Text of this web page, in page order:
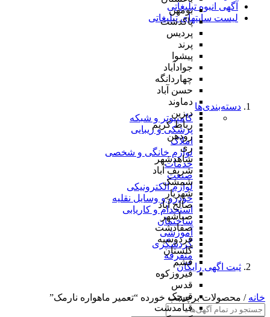
بومهن
پاکدشت
پردیس
پرند
پیشوا
جوادآباد
چهاردانگه
حسن آباد
دماوند
دیزین
رباط کریم
رودهن
ری
شاهدشهر
شریف آباد
شمشک
شهریار
صالح آباد
صباشهر
صفادشت
فردوسیه
گلستان
فشم
فیروزکوه
قدس
قرچک
قیامدشت
آگهی انبوه تبلیغاتی
لیست سایتهای تبلیغاتی
دسته‌بندی‌ها
کامپیوتر و شبکه
پزشکی و زیبایی
املاک
لوازم خانگی و شخصی
خدمات
صنعت
لوازم الکترونیکی
خودرو و وسایل نقلیه
استخدام و کاریابی
ساختمان
آموزشی
گردشگری
متفرقه
ثبت اگهی رایگان
خانه / محصولات برچسب خورده “تعمیر ماهواره نارمک”